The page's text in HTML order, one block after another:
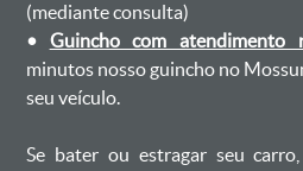
(mediante consulta)
• Guincho com atendimento
minutos nosso guincho no
seu veículo.
Se bater ou estragar seu